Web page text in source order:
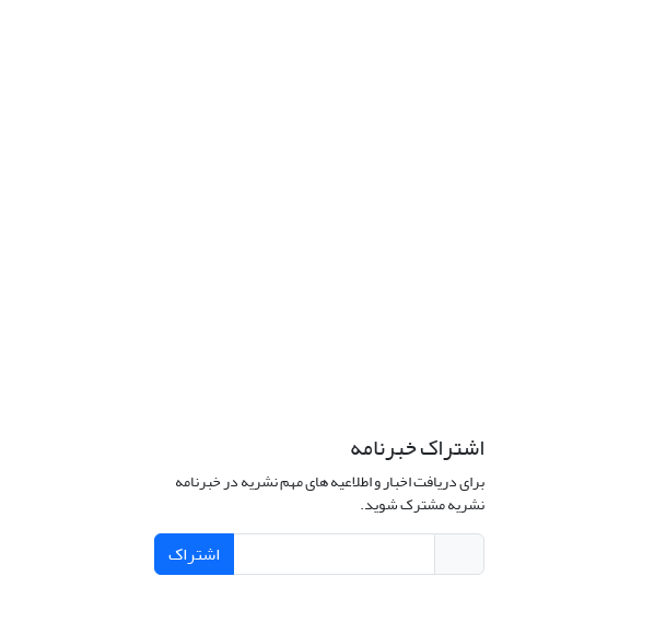
اشتراک خبرنامه
برای دریافت اخبار و اطلاعیه های مهم نشریه در خبرنامه
نشریه مشترک شوید.
اشتراک